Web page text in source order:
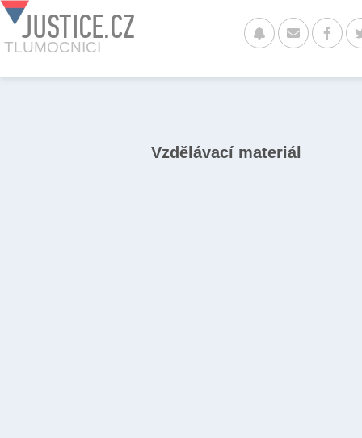
JUSTICE.CZ
TLUMOCNICI
Vzdělávací materiál